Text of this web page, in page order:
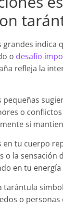
indica
o desafío
refleja la
o
si
en tu cuerpo
o la sensación
en tu energía
tarántula
o